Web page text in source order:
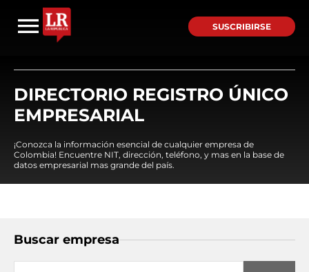
SUSCRIBIRSE
DIRECTORIO REGISTRO ÚNICO
EMPRESARIAL
¡Conozca la información esencial de cualquier empresa de
Colombia! Encuentre NIT, dirección, teléfono, y mas en la base de
datos empresarial mas grande del país.
Buscar empresa